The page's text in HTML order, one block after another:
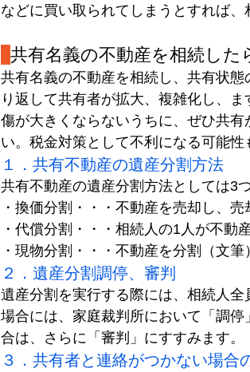
などに買い取られてしまうとすれば、
共有名義の不動産を相続した
共有名義の不動産を相続し、共有状
り返して共有者が拡大、複雑化し、
傷が大きくならないうちに、ぜひ共
い。税金対策として不利になる可能性
１．共有不動産の遺産分割方法
共有不動産の遺産分割方法としては3
・換価分割・・・不動産を売却し、
・代償分割・・・相続人の1人が不動
・現物分割・・・不動産を分割（文
２．遺産分割調停、審判
遺産分割を実行する際には、相続人
場合には、家庭裁判所において「調
合は、さらに「審判」にすすみます。
３．共有者と連絡がつかない場合